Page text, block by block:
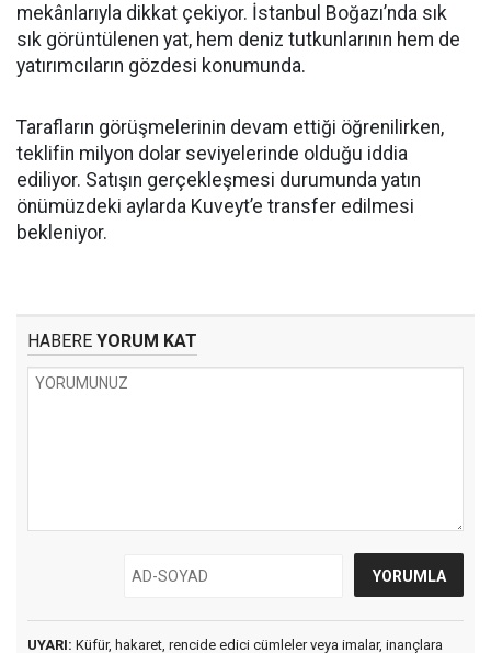
mekânlarıyla dikkat çekiyor. İstanbul Boğazı’nda sık
sık görüntülenen yat, hem deniz tutkunlarının hem de
yatırımcıların gözdesi konumunda.
Tarafların görüşmelerinin devam ettiği öğrenilirken,
teklifin milyon dolar seviyelerinde olduğu iddia
ediliyor. Satışın gerçekleşmesi durumunda yatın
önümüzdeki aylarda Kuveyt’e transfer edilmesi
bekleniyor.
HABERE YORUM KAT
UYARI: Küfür, hakaret, rencide edici cümleler veya imalar, inançlara